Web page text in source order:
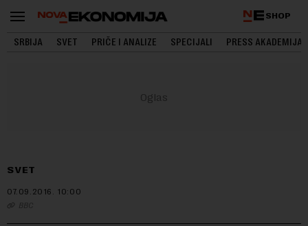
SHOP
SRBIJA SVET PRIČE I ANALIZE SPECIJALI PRESS AKADEMIJA
SVET
07.09.2016. 10:00
BBC